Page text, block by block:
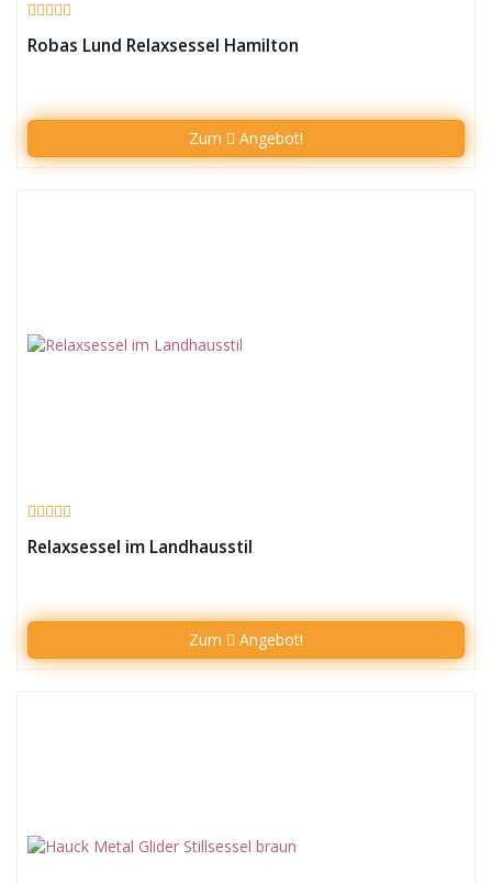
Robas Lund Relaxsessel Hamilton
Zum Angebot!
Relaxsessel im Landhausstil
Zum Angebot!